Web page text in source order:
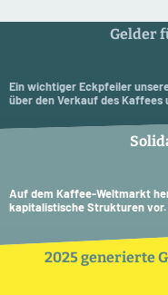
Gelder
Ein wichtiger Eckpfeiler
über den Verkauf des Kaffees
Auf dem Kaffee-Weltmarkt
kapitalistische Strukturen vor.
2025 generierte